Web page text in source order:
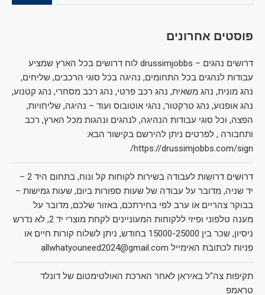
פוסטים אחרונים
דרושים נהגים – drussimjobbs לוח דרושים בכל הארץ שמציע
עבודות לנהגים בכל התחומים, נהיגה בכל סוגי הרכבים, שליחים,
נהג מונית, נהג משאית, נהג רכב פרטי, נהג רכב מסחרי, נהג קטנוע,
נהג אופנוע, נהג טרקטור, נהגי אוטובוס ועוד – נהיגה, שליחויות,
הפצה, וכל סוגי עבודות הנהיגה, לנהגים ונהגות מכל הארץ, רכב
ותחבורה , לפרטים ניתן להירשם בקישור הבא:
https://drussimjobbs.com/sign/
דרושים דרושות לעבודה בשירות לקוחות קל ונוח, בתחום היד 2 –
יד שניה, מדובר על עבודה של שעות ספורות ביום, שעות גמישות –
בבוקר צהריים או ערב לפי בחירתכם, באזור שלכם, מדובר על
מענה טלפוני ופיזי ללקוחות המעוניינים לקחת מוצרי יד 2, לא נדרש
ניסיון, שכר בין 15000-25000 בחודש, ניתן לשלוח קורות חיים או
פניות לכתובת האימייל allwhatyouneed2024@gmail.com
תקיפות צה"ל באיראן לאחר הארכת האולטימטום של דונלד
טראמפ